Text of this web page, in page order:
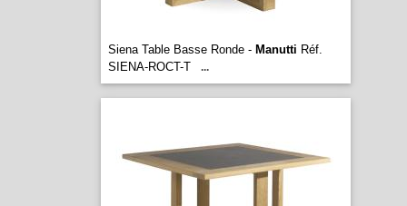
Siena Table Basse Ronde - Manutti Réf.
SIENA-ROCT-T
...